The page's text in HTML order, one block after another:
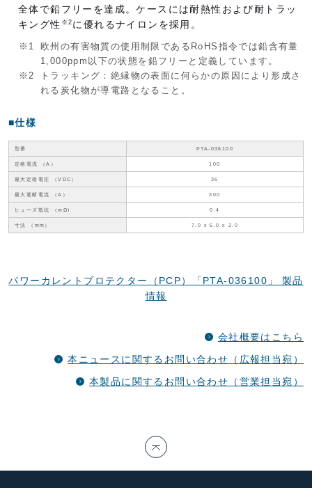
全体で鉛フリーを達成。ケースには耐熱性および耐トラッ
キング性 ※2 に優れるナイロンを採用。
※1
欧州の有害物質の使用制限であるRoHS指令では鉛含有量
1,000ppm以下の状態を鉛フリーと定義しています。
※2
トラッキング：絶縁物の表面に何らかの原因により形成さ
れる炭化物が導電路となること。
■仕様
型番 PTA-036100
定格電流 （A） 100
最大定格電圧 （VDC） 36
最大遮断電流 （A） 300
ヒューズ抵抗 （mΩ) 0.4
寸法 （mm） 7.0 x 5.0 x 2.0
パワーカレントプロテクター（PCP）「PTA-036100」 製品
情報
会社概要はこちら
本ニュースに関するお問い合わせ（広報担当宛）
本製品に関するお問い合わせ（営業担当宛）